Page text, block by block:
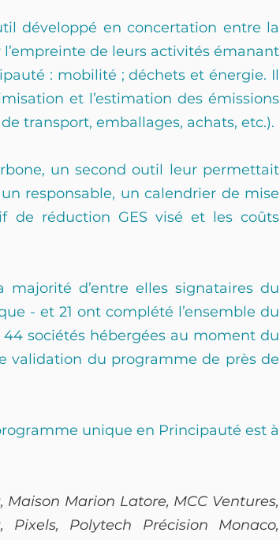
développé en concertation entre la
de leurs activités émanant
: mobilité ; déchets et énergie. Il
et l’estimation des émissions
transport, emballages, achats, etc.).
un second outil leur permettait
responsable, un calendrier de mise
de réduction GES visé et les coûts
majorité d’entre elles signataires du
- et 21 ont complété l’ensemble du
sociétés hébergées au moment du
validation du programme de près de
unique en Principauté est à
Marion Latore, MCC Ventures,
Pixels, Polytech Précision Monaco,